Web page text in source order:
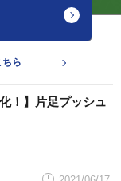
ら
！】片足プッシュ